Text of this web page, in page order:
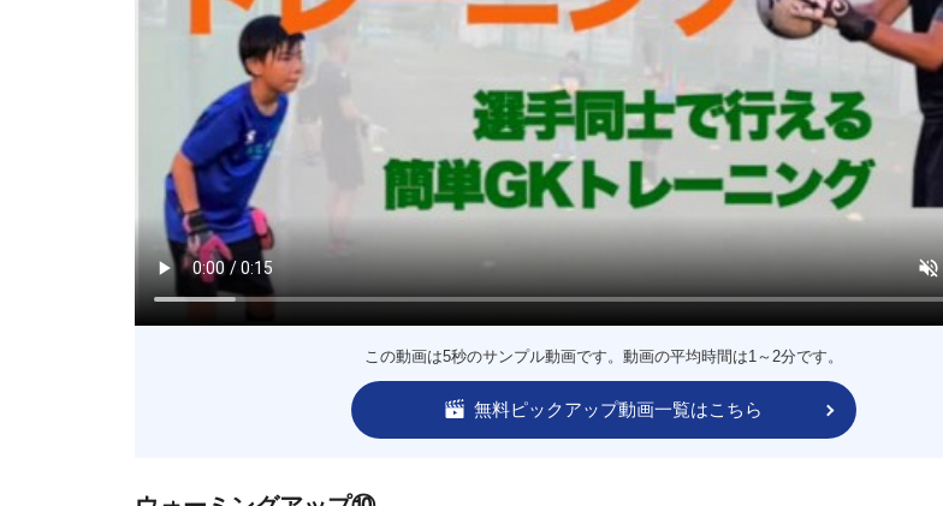
この動画は5秒のサンプル動画です。動画の平均時間は1～2分です。
無料ピックアップ動画一覧はこちら